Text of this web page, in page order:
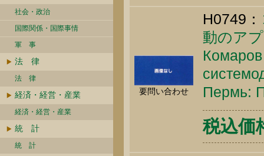
社会・政治
国際関係・国際事情
軍 事
法 律
法 律
経済・経営・産業
経済・経営・産業
統 計
統 計
要問い合わせ
H0749：
動のア
Пермь:
税込価